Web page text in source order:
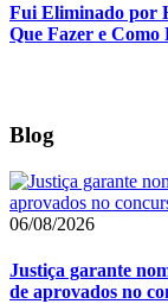
Fui Eliminado por
Que Fazer e Como
Blog
06/08/2026
Justiça garante
de aprovados no